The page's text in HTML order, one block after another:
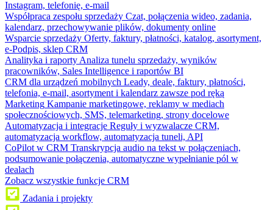
Instagram, telefonię, e-mail
Współpraca zespołu sprzedaży Czat, połączenia wideo, zadania,
kalendarz, przechowywanie plików, dokumenty online
Wsparcie sprzedaży Oferty, faktury, płatności, katalog, asortyment,
e-Podpis, sklep CRM
Analityka i raporty Analiza tunelu sprzedaży, wyników
pracowników, Sales Intelligence i raportów BI
CRM dla urządzeń mobilnych Leady, deale, faktury, płatności,
telefonia, e-mail, asortyment i kalendarz zawsze pod ręką
Marketing Kampanie marketingowe, reklamy w mediach
społecznościowych, SMS, telemarketing, strony docelowe
Automatyzacja i integracje Reguły i wyzwalacze CRM,
automatyzacja workflow, automatyzacja tuneli, API
CoPilot w CRM Transkrypcja audio na tekst w połączeniach,
podsumowanie połączenia, automatyczne wypełnianie pól w
dealach
Zobacz wszystkie funkcje CRM
Zadania i projekty